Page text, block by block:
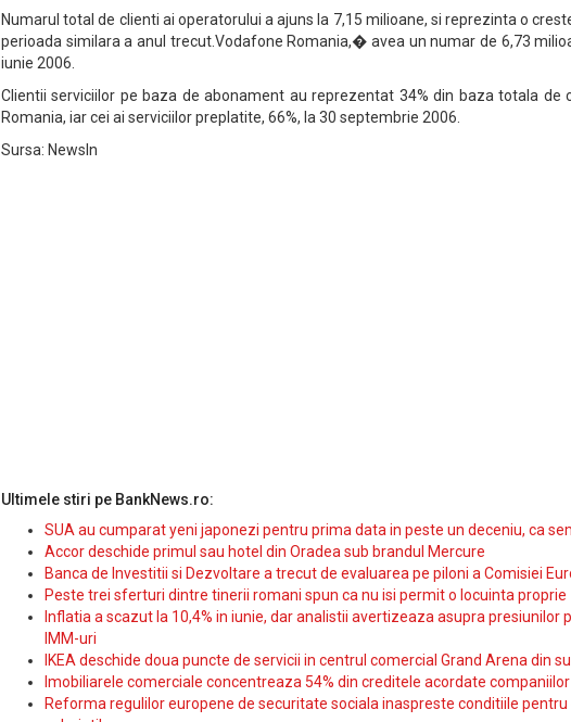
Numarul total de clienti ai operatorului a ajuns la 7,15 milioane, si reprezinta o
perioada similara a anul trecut.Vodafone Romania,� avea un numar de 6,73
iunie 2006.
Clientii serviciilor pe baza de abonament au reprezentat 34% din baza totala de
Romania, iar cei ai serviciilor preplatite, 66%, la 30 septembrie 2006.
Sursa: NewsIn
Ultimele stiri pe BankNews.ro:
SUA au cumparat yeni japonezi pentru prima data in peste un deceniu, ca
Accor deschide primul sau hotel din Oradea sub brandul Mercure
Banca de Investitii si Dezvoltare a trecut de evaluarea pe piloni a Comisiei
Peste trei sferturi dintre tinerii romani spun ca nu isi permit o locuinta proprie
Inflatia a scazut la 10,4% in iunie, dar analistii avertizeaza asupra presiunilor
IMM-uri
IKEA deschide doua puncte de servicii in centrul comercial Grand Arena din
Imobiliarele comerciale concentreaza 54% din creditele acordate
Reforma regulilor europene de securitate sociala inaspreste conditiile